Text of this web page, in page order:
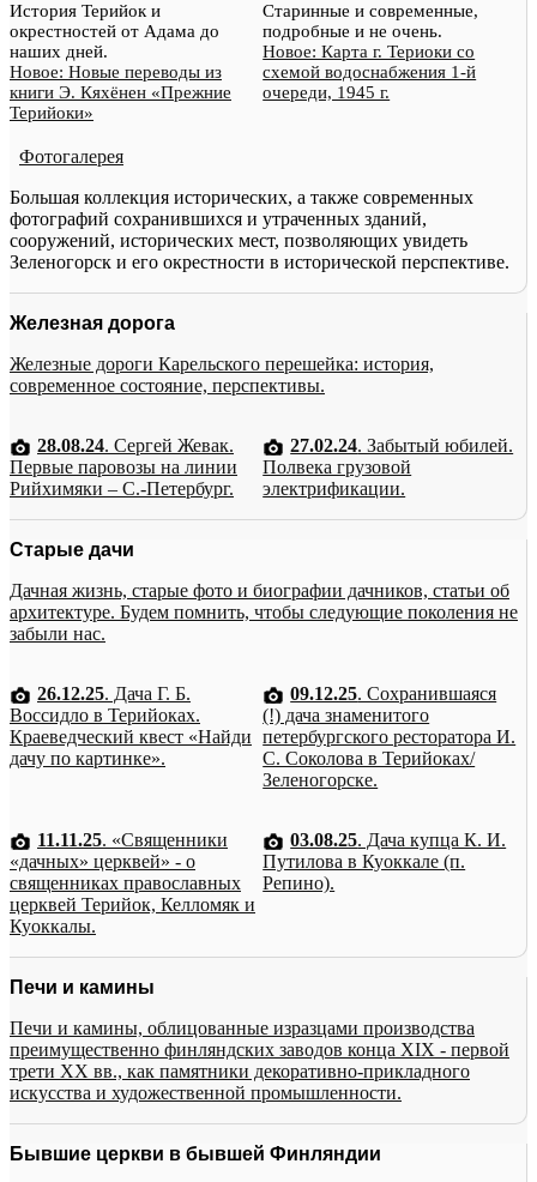
История Терийок и
окрестностей от Адама до
наших дней.
Новое: Новые переводы из
книги Э. Кяхёнен «Прежние
Терийоки»
Старинные и современные,
подробные и не очень.
Новое: Карта г. Териоки со
схемой водоснабжения 1-й
очереди, 1945 г.
Фотогалерея
Большая коллекция исторических, а также современных
фотографий сохранившихся и утраченных зданий,
сооружений, исторических мест, позволяющих увидеть
Зеленогорск и его окрестности в исторической перспективе.
Железная дорога
Железные дороги Карельского перешейка: история,
современное состояние, перспективы.
28.08.24. Сергей Жевак.
Первые паровозы на линии
Рийхимяки – С.-Петербург.
27.02.24. Забытый юбилей.
Полвека грузовой
электрификации.
Старые дачи
Дачная жизнь, старые фото и биографии дачников, статьи об
архитектуре. Будем помнить, чтобы следующие поколения не
забыли нас.
26.12.25. Дача Г. Б.
Воссидло в Терийоках.
Краеведческий квест «Найди
дачу по картинке».
09.12.25. Сохранившаяся
(!) дача знаменитого
петербургского ресторатора И.
С. Соколова в Терийоках/
Зеленогорске.
11.11.25. «Священники
«дачных» церквей» - о
священниках православных
церквей Терийок, Келломяк и
Куоккалы.
03.08.25. Дача купца К. И.
Путилова в Куоккале (п.
Репино).
Печи и камины
Печи и камины, облицованные изразцами производства
преимущественно финляндских заводов конца XIX - первой
трети XX вв., как памятники декоративно-прикладного
искусства и художественной промышленности.
Бывшие церкви в бывшей Финляндии